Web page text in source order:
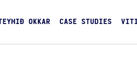
OKKAR CASE STUDIES